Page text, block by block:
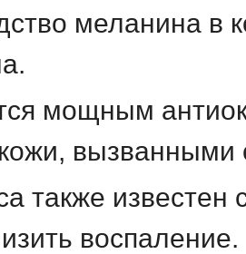
меланина в
мощным
также
воспаление.